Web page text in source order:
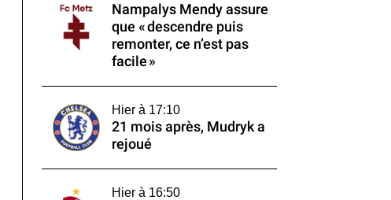
Nampalys Mendy assure
que « descendre puis
remonter, ce n’est pas
facile »
Hier à 17:10
21 mois après, Mudryk a
rejoué
Hier à 16:50